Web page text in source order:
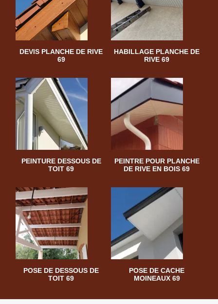
DEVIS PLANCHE DE RIVE
69
HABILLAGE PLANCHE DE
RIVE 69
PEINTURE DESSOUS DE
TOIT 69
PEINTRE POUR PLANCHE
DE RIVE EN BOIS 69
POSE DE DESSOUS DE
TOIT 69
POSE DE CACHE
MOINEAUX 69